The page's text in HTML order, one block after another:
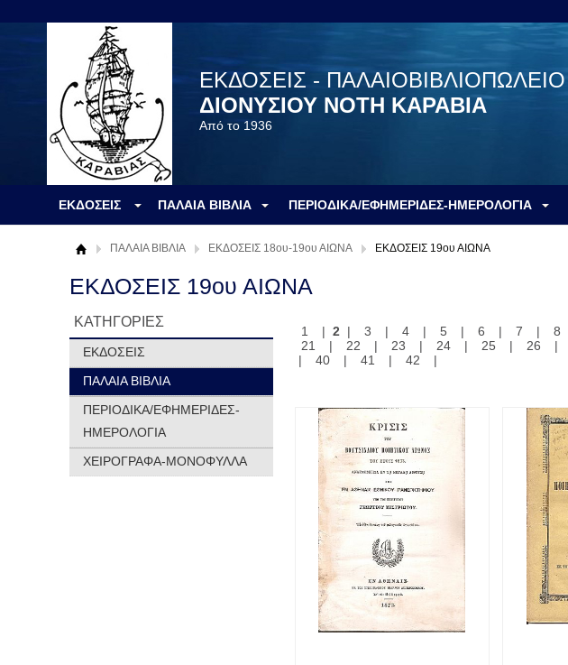
ΕΚΔΟΣΕΙΣ - ΠΑΛΑΙΟΒΙΒΛΙΟΠΩΛΕΙΟ
ΔΙΟΝΥΣΙΟΥ ΝΟΤΗ ΚΑΡΑΒΙΑ
Από το 1936
ΕΚΔΟΣΕΙΣ ΠΑΛΑΙΑ ΒΙΒΛΙΑ ΠΕΡΙΟΔΙΚΑ/ΕΦΗΜΕΡΙΔΕΣ-ΗΜΕΡΟΛΟΓΙΑ
ΠΑΛΑΙΑ ΒΙΒΛΙΑ ΕΚΔΟΣΕΙΣ 18ου-19ου ΑΙΩΝΑ ΕΚΔΟΣΕΙΣ 19ου ΑΙΩΝΑ
ΕΚΔΟΣΕΙΣ 19ου ΑΙΩΝΑ
ΚΑΤΗΓΟΡΙΕΣ
ΕΚΔΟΣΕΙΣ
ΠΑΛΑΙΑ ΒΙΒΛΙΑ
ΠΕΡΙΟΔΙΚΑ/ΕΦΗΜΕΡΙΔΕΣ-
ΗΜΕΡΟΛΟΓΙΑ
ΧΕΙΡΟΓΡΑΦΑ-ΜΟΝΟΦΥΛΛΑ
1 | 2 | 3 | 4 | 5 | 6 | 7 | 8
21
| 22 | 23 | 24 | 25 | 26 |
|
40 | 41 | 42 |